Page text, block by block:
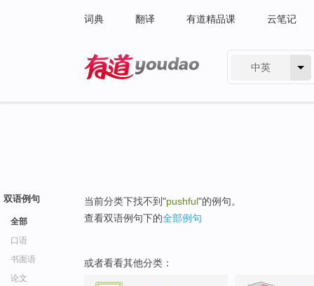
词典 翻译 有道精品课 云笔记
中英
双语例句
全部
口语
书面语
论文
当前分类下找不到"pushful"的例句。
查看双语例句下的全部例句
或者看看其他分类：